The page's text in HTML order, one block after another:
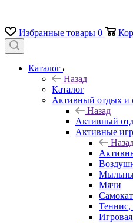
Избранные товары 0
Каталог
Назад
Каталог
Активный отдых и
Назад
Активный
Активные
Мячи
Теннис,